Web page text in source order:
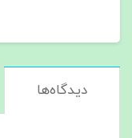
دیدگاه‌ها